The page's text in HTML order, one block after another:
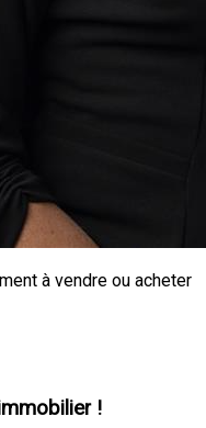
à vendre ou acheter
!